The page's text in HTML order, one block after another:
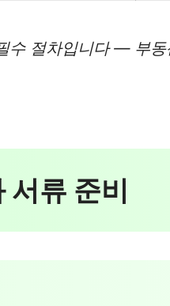
수 절차입니다 — 부
류 준비